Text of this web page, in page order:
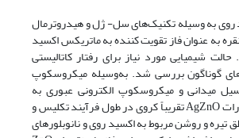
روی به وسیله تکنیک‌های سل- ژل و هیدروترمال
به عنوان فاز تقویت کننده به ماتریکس اکسید
شیمیایی مورد نیاز برای رفتار کاتالیستی
گوناگون بررسی شد. به‌وسیله میکروسکوپ
میدانی و میکروسکوپ الکترونی عبوری به
ترتیب تشکیل نانوذرات AgZnO تقریباً کروی در طول فرآیند تکلیس و
تیره و روشن مربوط به اکسید روی و نانوبلورهای